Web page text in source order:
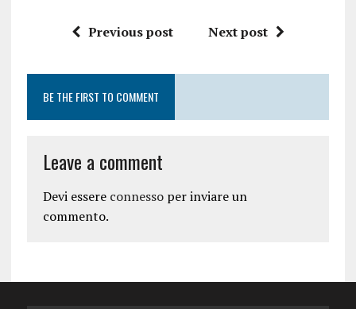
Previous post Next post
BE THE FIRST TO COMMENT
Leave a comment
Devi essere connessoper inviare un
commento.